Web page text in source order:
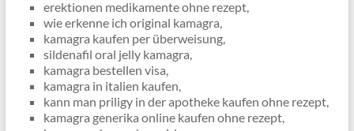
erektionen medikamente ohne rezept,
wie erkenne ich original kamagra,
kamagra kaufen per überweisung,
sildenafil oral jelly kamagra,
kamagra bestellen visa,
kamagra in italien kaufen,
kann man priligy in der apotheke kaufen ohne rezept,
kamagra generika online kaufen ohne rezept,